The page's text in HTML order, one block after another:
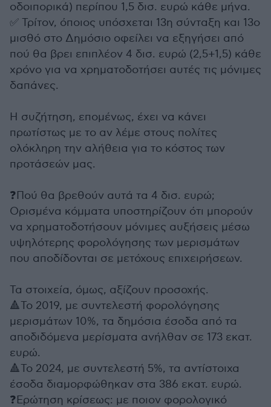
οδοιπορικά) περίπου 1,5 δισ. ευρώ κάθε μήνα.
✅ Τρίτον, όποιος υπόσχεται 13η σύνταξη και 13ο
μισθό στο Δημόσιο οφείλει να εξηγήσει από
πού θα βρει επιπλέον 4 δισ. ευρώ (2,5+1,5) κάθε
χρόνο για να χρηματοδοτήσει αυτές τις μόνιμες
δαπάνες.
Η συζήτηση, επομένως, έχει να κάνει
πρωτίστως με το αν λέμε στους πολίτες
ολόκληρη την αλήθεια για το κόστος των
προτάσεών μας.
❓Πού θα βρεθούν αυτά τα 4 δισ. ευρώ;
Ορισμένα κόμματα υποστηρίζουν ότι μπορούν
να χρηματοδοτήσουν μόνιμες αυξήσεις μέσω
υψηλότερης φορολόγησης των μερισμάτων
που αποδίδονται σε μετόχους επιχειρήσεων.
Τα στοιχεία, όμως, αξίζουν προσοχής.
🔺Το 2019, με συντελεστή φορολόγησης
μερισμάτων 10%, τα δημόσια έσοδα από τα
αποδιδόμενα μερίσματα ανήλθαν σε 173 εκατ.
ευρώ.
🔺Το 2024, με συντελεστή 5%, τα αντίστοιχα
έσοδα διαμορφώθηκαν στα 386 εκατ. ευρώ.
❓Ερώτηση κρίσεως: με ποιον φορολογικό